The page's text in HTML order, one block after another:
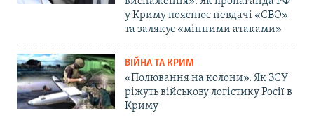
у Криму пояснює невдачі «СВО»
та залякує «мінними атаками»
ВІЙНА ТА КРИМ
«Полювання на колони». Як ЗСУ
ріжуть військову логістику Росії в
Криму